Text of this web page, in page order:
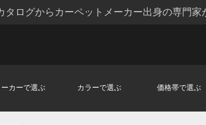
タログからカーペットメーカー出身の専門
ーカーで選ぶ カラーで選ぶ 価格帯で選ぶ